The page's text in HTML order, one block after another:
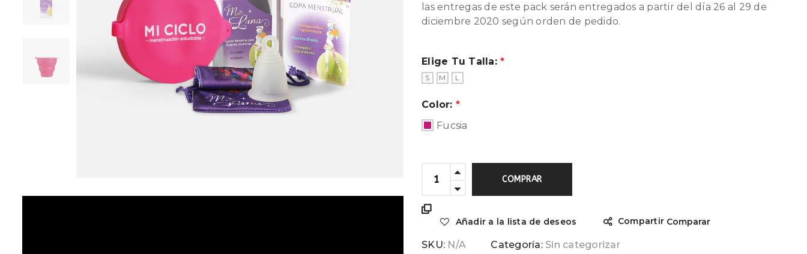
las entregas de este pack serán entregados a partir del día 26 al 29 de
diciembre 2020 según orden de pedido.
Elige Tu Talla:
S M L
Color:
Fucsia
COMPRAR
Añadir a la lista de deseos Compartir Comparar
SKU: N/A Categoría: Sin categorizar